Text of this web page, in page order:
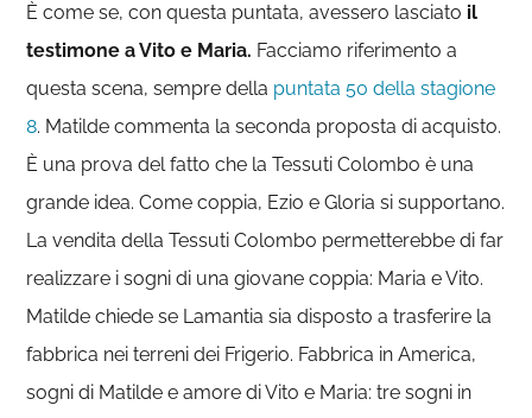
È come se, con questa puntata, avessero lasciato il
testimone a Vito e Maria. Facciamo riferimento a
questa scena, sempre della puntata 50 della stagione
8. Matilde commenta la seconda proposta di acquisto.
È una prova del fatto che la Tessuti Colombo è una
grande idea. Come coppia, Ezio e Gloria si supportano.
La vendita della Tessuti Colombo permetterebbe di far
realizzare i sogni di una giovane coppia: Maria e Vito.
Matilde chiede se Lamantia sia disposto a trasferire la
fabbrica nei terreni dei Frigerio. Fabbrica in America,
sogni di Matilde e amore di Vito e Maria: tre sogni in